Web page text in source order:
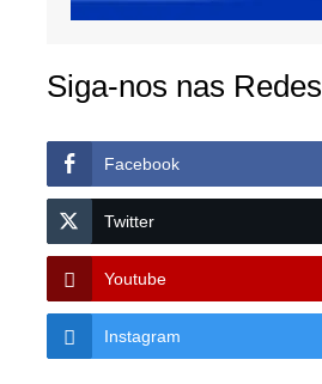
Siga-nos nas Redes
Facebook
Twitter
Youtube
Instagram